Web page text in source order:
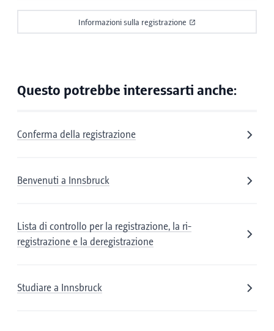
Informazioni sulla registrazione
Questo potrebbe interessarti anche:
Conferma della registrazione
Benvenuti a Innsbruck
Lista di controllo per la registrazione, la ri-
registrazione e la deregistrazione
Studiare a Innsbruck